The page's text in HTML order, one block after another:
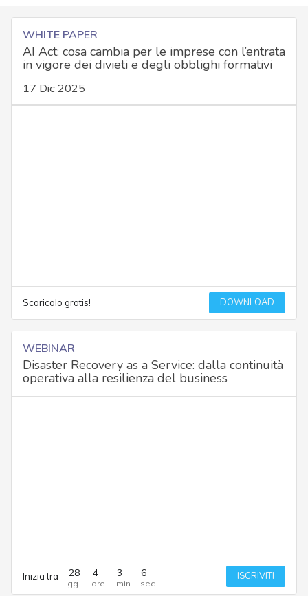
WHITE PAPER
AI Act: cosa cambia per le imprese con l’entrata
in vigore dei divieti e degli obblighi formativi
17 Dic 2025
Scaricalo gratis! DOWNLOAD
WEBINAR
Disaster Recovery as a Service: dalla continuità
operativa alla resilienza del business
Inizia tra 28 4 3 6 ISCRIVITI